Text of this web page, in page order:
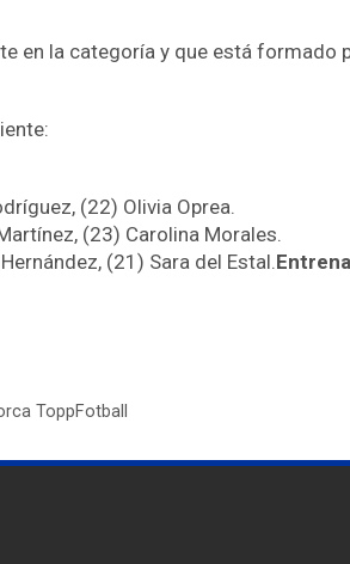
en la categoría y que está
(22) Olivia Oprea.
(23) Carolina Morales.
(21) Sara del Estal.
ToppFotball